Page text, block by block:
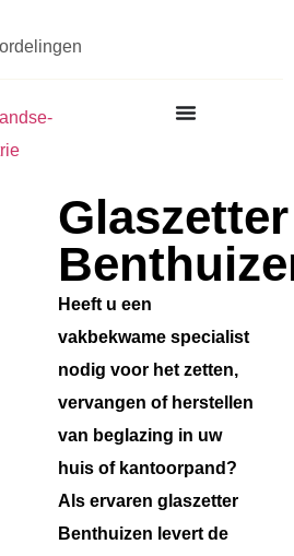
Glaszetter
Heeft u een
vakbekwame specialist
nodig voor het zetten,
vervangen of herstellen
van beglazing in uw
huis of kantoorpand?
Als ervaren glaszetter
Benthuizen levert de